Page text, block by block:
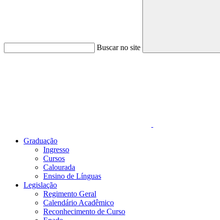
Buscar no site
Graduação
Ingresso
Cursos
Calourada
Ensino de Línguas
Legislação
Regimento Geral
Calendário Acadêmico
Reconhecimento de Curso